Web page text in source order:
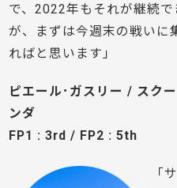
で、2022年もそれが継続
が、まずは今週末の戦いに
ればと思います」
ピエール･ガスリー / スク
ンダ
FP1 : 3rd / FP2 : 5th
「